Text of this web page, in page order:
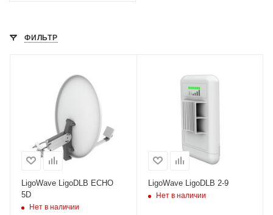
ФИЛЬТР
LigoWave LigoDLB ECHO
5D
Нет в наличии
LigoWave LigoDLB 2-9
Нет в наличии